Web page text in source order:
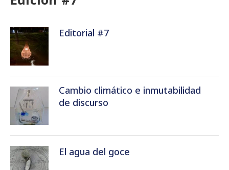
Editorial #7
Cambio climático e inmutabilidad
de discurso
El agua del goce